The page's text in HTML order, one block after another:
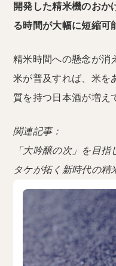
開発した精米機のおか
る時間が大幅に短縮可
精米時間への懸念が消
米が普及すれば、米を
質を持つ日本酒が増え
関連記事：
「大吟醸の次」を目
タケが拓く新時代の精